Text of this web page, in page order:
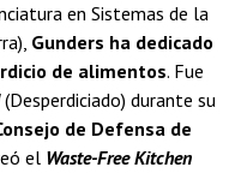
en Sistemas de la
Gunders ha dedicado
de alimentos. Fue
(Desperdiciado) durante su
de Defensa de
el Waste-Free Kitchen